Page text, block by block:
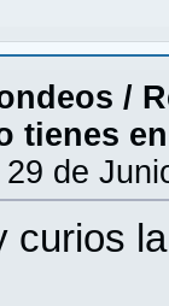
/
tienes
29 de
curios